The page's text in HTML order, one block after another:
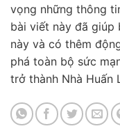
vọng những thông
bài viết này đã giúp
này và có thêm
phá toàn bộ sức
trở thành Nhà Huấn